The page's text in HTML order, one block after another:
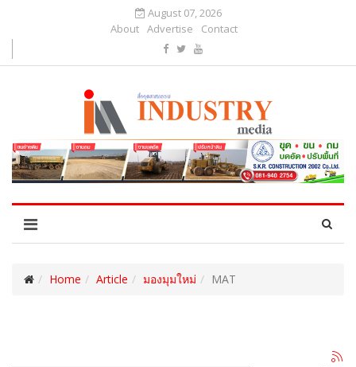
August 07, 2026
About Advertise Contact
Home Article มองมุมใหม่ MAT